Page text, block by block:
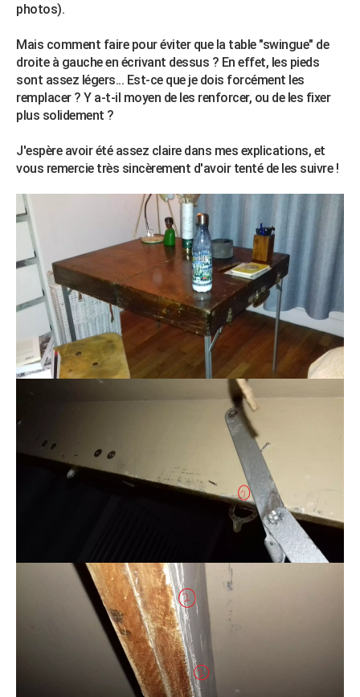
S'inscrire
Se connecter
Lycées
Collèges
Primaires
Universités
Entreprises
Service militaire
Avis de recherche
AVIS DE DÉCÈS
Bricolage
Lifestyle
Culture
Sport
Auto
Television
Voyage
Cinema
photos).
Mais comment faire pour éviter que la table "swingue" de
droite à gauche en écrivant dessus ? En effet, les pieds
sont assez légers... Est-ce que je dois forcément les
remplacer ? Y a-t-il moyen de les renforcer, ou de les fixer
plus solidement ?
J'espère avoir été assez claire dans mes explications, et
vous remercie très sincèrement d'avoir tenté de les suivre !